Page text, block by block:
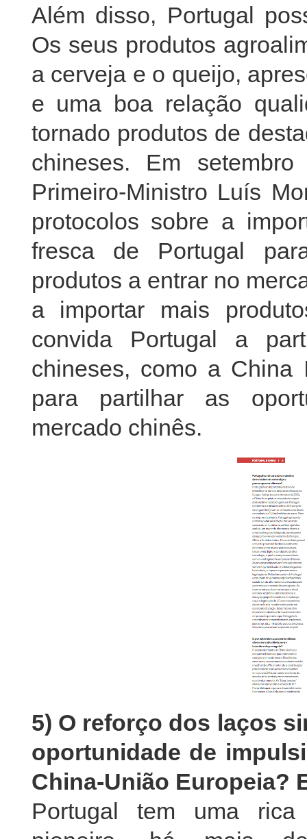
Além disso, Portugal
Os seus produtos
a cerveja e o queijo,
e uma boa relação
tornado produtos de
chineses. Em
Primeiro-Ministro Luís
protocolos sobre a
fresca de Portugal
produtos a entrar no
a importar mais
convida Portugal a
chineses, como a China
para partilhar as
mercado chinês.
5) O reforço dos laços
oportunidade de
China-União Europeia?
Portugal tem uma